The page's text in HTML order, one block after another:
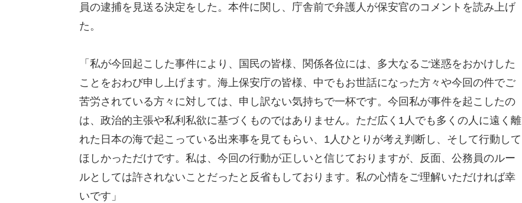
員の逮捕を見送る決定をした。本件に関し、庁舎前で弁護人が保安官のコメントを読み上げ
た。
「私が今回起こした事件により、国民の皆様、関係各位には、多大なるご迷惑をおかけした
ことをおわび申し上げます。海上保安庁の皆様、中でもお世話になった方々や今回の件でご
苦労されている方々に対しては、申し訳ない気持ちで一杯です。今回私が事件を起こしたの
は、政治的主張や私利私欲に基づくものではありません。ただ広く1人でも多くの人に遠く離
れた日本の海で起こっている出来事を見てもらい、1人ひとりが考え判断し、そして行動して
ほしかっただけです。私は、今回の行動が正しいと信じておりますが、反面、公務員のルー
ルとしては許されないことだったと反省もしております。私の心情をご理解いただければ幸
いです」